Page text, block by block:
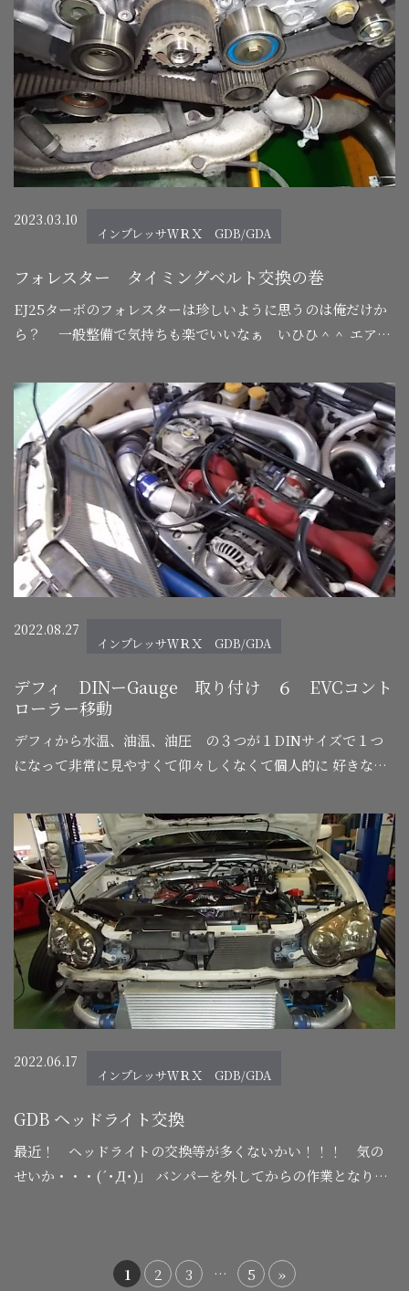
2023.03.10
インプレッサＷＲＸ GDB/GDA
フォレスター タイミングベルト交換の巻
EJ25ターボのフォレスターは珍しいように思うのは俺だけか
ら？ 一般整備で気持ちも楽でいいなぁ いひひ＾＾ エアガ
す。 綺麗にすることはメリッ…
2022.08.27
インプレッサＷＲＸ GDB/GDA
デフィ DINーGauge 取り付け ６ EVCコント
ローラー移動
デフィから水温、油温、油圧 の３つが１DINサイズで１つ
になって非常に見やすくて仰々しくなくて個人的に 好きな商
さっそく取り付け開始ー－。 まず…
2022.06.17
インプレッサＷＲＸ GDB/GDA
GDB ヘッドライト交換
最近！ ヘッドライトの交換等が多くないかい！！！ 気の
せいか・・・(´･Д･)」 バンパーを外してからの作業となりま
1 2 3 … 5 »